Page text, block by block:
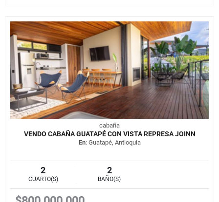
cabaña
VENDO CABAÑA GUATAPÉ CON VISTA REPRESA JOINN
En: Guatapé, Antioquia
2
CUARTO(S)
2
BAÑO(S)